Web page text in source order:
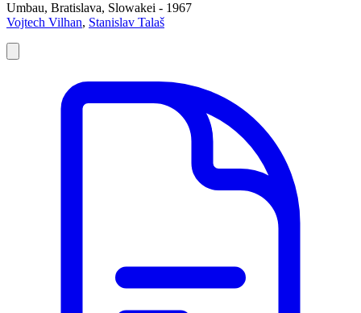
Umbau, Bratislava, Slowakei - 1967
Vojtech Vilhan, Stanislav Talaš